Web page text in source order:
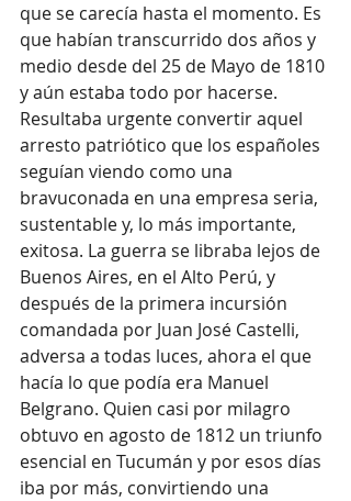
que se carecía hasta el momento. Es
que habían transcurrido dos años y
medio desde del 25 de Mayo de 1810
y aún estaba todo por hacerse.
Resultaba urgente convertir aquel
arresto patriótico que los españoles
seguían viendo como una
bravuconada en una empresa seria,
sustentable y, lo más importante,
exitosa. La guerra se libraba lejos de
Buenos Aires, en el Alto Perú, y
después de la primera incursión
comandada por Juan José Castelli,
adversa a todas luces, ahora el que
hacía lo que podía era Manuel
Belgrano. Quien casi por milagro
obtuvo en agosto de 1812 un triunfo
esencial en Tucumán y por esos días
iba por más, convirtiendo una